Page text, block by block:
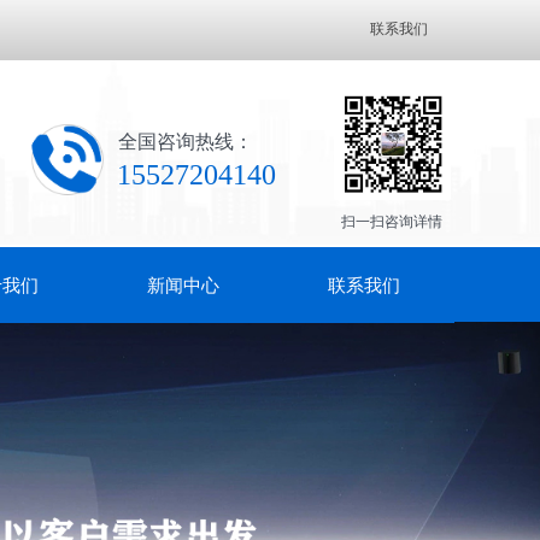
全国咨询热线：
155​27204140
扫一扫咨询详情
们 新闻中心 联系我们
联系我们